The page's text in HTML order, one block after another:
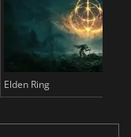
Elden Ring